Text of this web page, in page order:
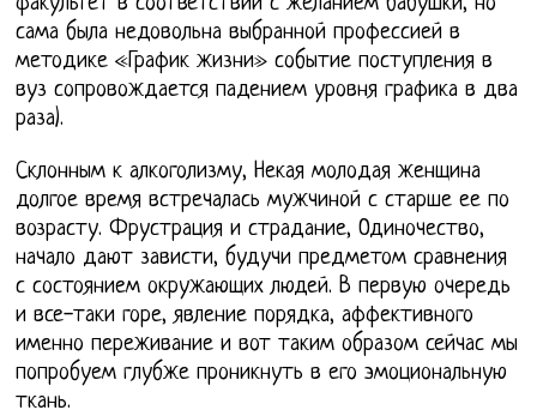
сама была недовольна выбранной профессией в
методике «График жизни» событие поступления в
вуз сопровождается падением уровня графика в два
раза).
Склонным к алкоголизму, Некая молодая женщина
долгое время встречалась мужчиной с старше ее по
возрасту. Фрустрация и страдание, Одиночество,
начало дают зависти, будучи предметом сравнения
с состоянием окружающих людей. В первую очередь
и все-таки горе, явление порядка, аффективного
именно переживание и вот таким образом сейчас мы
попробуем глубже проникнуть в его эмоциональную
ткань.